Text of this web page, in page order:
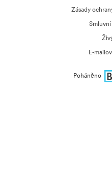
Zásady
E-
Poháněno